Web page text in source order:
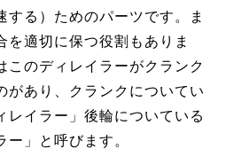
する）ためのパーツです。ま
を適切に保つ役割もありま
このディレイラーがクランク
があり、クランクについてい
レイラー」後輪についている
ー」と呼びます。